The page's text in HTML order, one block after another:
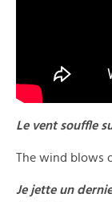
Le vent souffle
The wind blows
Je jette un